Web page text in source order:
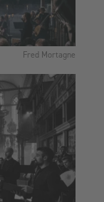
Fred Mortagne